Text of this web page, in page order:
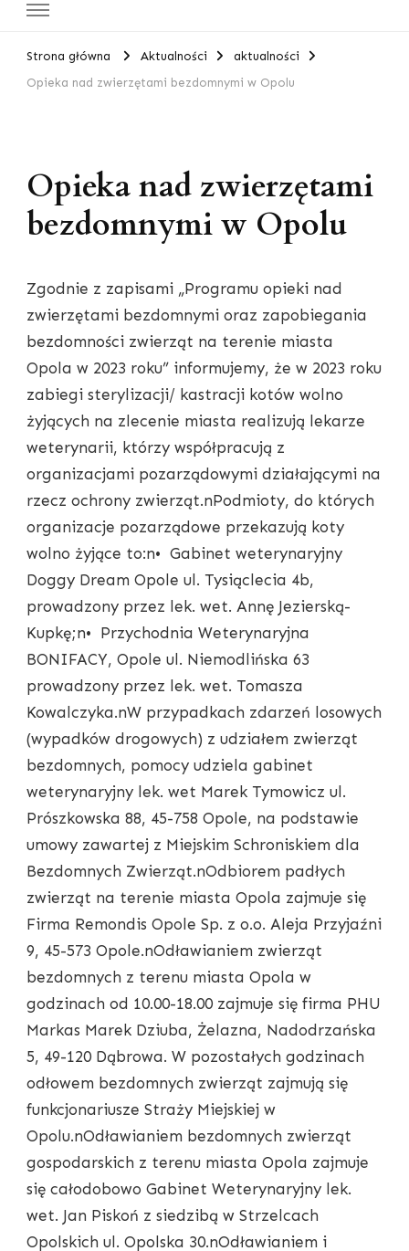
Strona główna Aktualności
aktualności
Opieka nad zwierzętami bezdomnymi w Opolu
Opieka nad zwierzętami
bezdomnymi w Opolu
Zgodnie z zapisami „Programu opieki nad
zwierzętami bezdomnymi oraz zapobiegania
bezdomności zwierząt na terenie miasta
Opola w 2023 roku” informujemy, że w 2023 roku
zabiegi sterylizacji/ kastracji kotów wolno
żyjących na zlecenie miasta realizują lekarze
weterynarii, którzy współpracują z
organizacjami pozarządowymi działającymi na
rzecz ochrony zwierząt.nPodmioty, do których
organizacje pozarządowe przekazują koty
wolno żyjące to:n• Gabinet weterynaryjny
Doggy Dream Opole ul. Tysiąclecia 4b,
prowadzony przez lek. wet. Annę Jezierską-
Kupkę;n• Przychodnia Weterynaryjna
BONIFACY, Opole ul. Niemodlińska 63
prowadzony przez lek. wet. Tomasza
Kowalczyka.nW przypadkach zdarzeń losowych
(wypadków drogowych) z udziałem zwierząt
bezdomnych, pomocy udziela gabinet
weterynaryjny lek. wet Marek Tymowicz ul.
Prószkowska 88, 45-758 Opole, na podstawie
umowy zawartej z Miejskim Schroniskiem dla
Bezdomnych Zwierząt.nOdbiorem padłych
zwierząt na terenie miasta Opola zajmuje się
Firma Remondis Opole Sp. z o.o. Aleja Przyjaźni
9, 45-573 Opole.nOdławianiem zwierząt
bezdomnych z terenu miasta Opola w
godzinach od 10.00-18.00 zajmuje się firma PHU
Markas Marek Dziuba, Żelazna, Nadodrzańska
5, 49-120 Dąbrowa. W pozostałych godzinach
odłowem bezdomnych zwierząt zajmują się
funkcjonariusze Straży Miejskiej w
Opolu.nOdławianiem bezdomnych zwierząt
gospodarskich z terenu miasta Opola zajmuje
się całodobowo Gabinet Weterynaryjny lek.
wet. Jan Piskoń z siedzibą w Strzelcach
Opolskich ul. Opolska 30.nOdławianiem i